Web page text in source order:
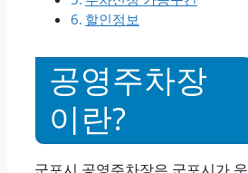
할인정보
공영주차장
이란?